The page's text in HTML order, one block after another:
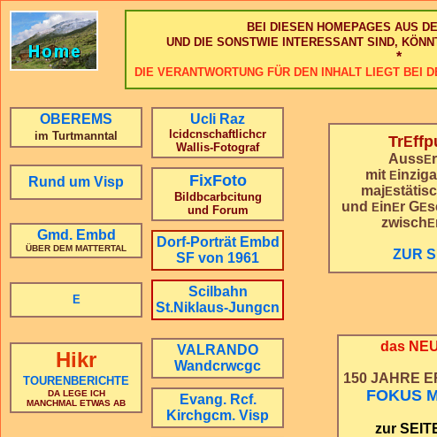
BEI DIESEN HOMEPAGES AUS
UND DIE SONSTWIE INTERESSANT SIND,
*
DIE VERANTWORTUNG FÜR DEN INHALT LIEGT BEI
OBEREMS
im Turtmanntal
Ucli Raz
lcidcnschaftlichcr
Wallis-Fotograf
TrE
AussE
mit E
majE
und Ein Er GE
zwisch E
ZUR
Rund um Visp FixFoto
Bildbcarbcitung
und Forum
Gmd. Embd
ÜBER DEM MATTERTAL
Dorf-Porträt Embd
SF von 1961
E
Scilbahn
St.Niklaus-Jungcn
das
150 JAHRE
FOKUS
zur
Hikr
TOURENBERICHTE
DA LEGE ICH
MANCHMAL ETWAS AB
VALRANDO
Wandcrwcgc
Evang. Rcf.
Kirchgcm. Visp